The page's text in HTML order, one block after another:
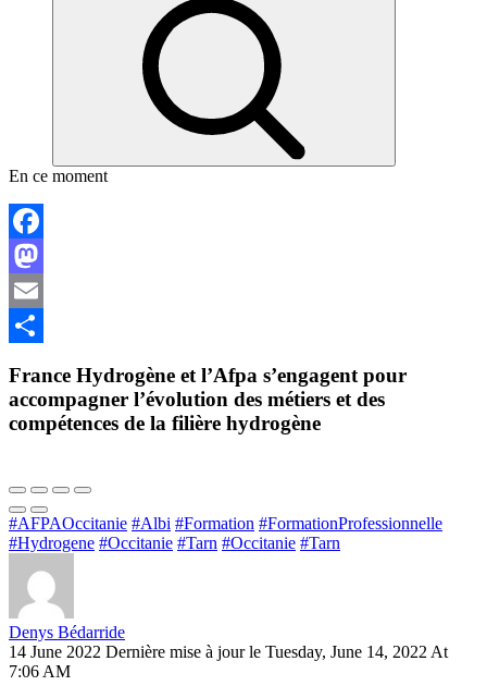
En ce moment
Facebook
Mastodon
Email
France Hydrogène et l’Afpa s’engagent pour
accompagner l’évolution des métiers et des
compétences de la filière hydrogène
#AFPAOccitanie #Albi #Formation #FormationProfessionnelle
#Hydrogene #Occitanie #Tarn #Occitanie #Tarn
Denys Bédarride
14 June 2022 Dernière mise à jour le Tuesday, June 14, 2022 At
7:06 AM